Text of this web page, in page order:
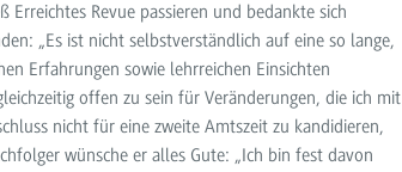
Erreichtes Revue passieren und bedankte sich
„Es ist nicht selbstverständlich auf eine so lange,
Erfahrungen sowie lehrreichen Einsichten
offen zu sein für Veränderungen, die ich mit
nicht für eine zweite Amtszeit zu kandidieren,
wünsche er alles Gute: „Ich bin fest davon